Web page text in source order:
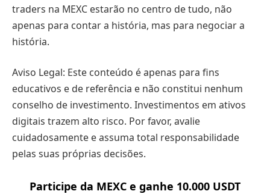
traders na MEXC estarão no centro de tudo, não
apenas para contar a história, mas para negociar a
história.
Aviso Legal: Este conteúdo é apenas para fins
educativos e de referência e não constitui nenhum
conselho de investimento. Investimentos em ativos
digitais trazem alto risco. Por favor, avalie
cuidadosamente e assuma total responsabilidade
pelas suas próprias decisões.
Participe da MEXC e ganhe 10.000 USDT